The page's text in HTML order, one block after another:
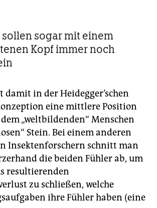
sogar mit einem
Kopf immer noch
damit in der Heidegger’schen
eine mittlere Position
„weltbildenden“ Menschen
Stein. Bei einem anderen
Insektenforschern schnitt man
die beiden Fühler ab, um
resultierenden
zu schließen, welche
ihre Fühler haben (eine